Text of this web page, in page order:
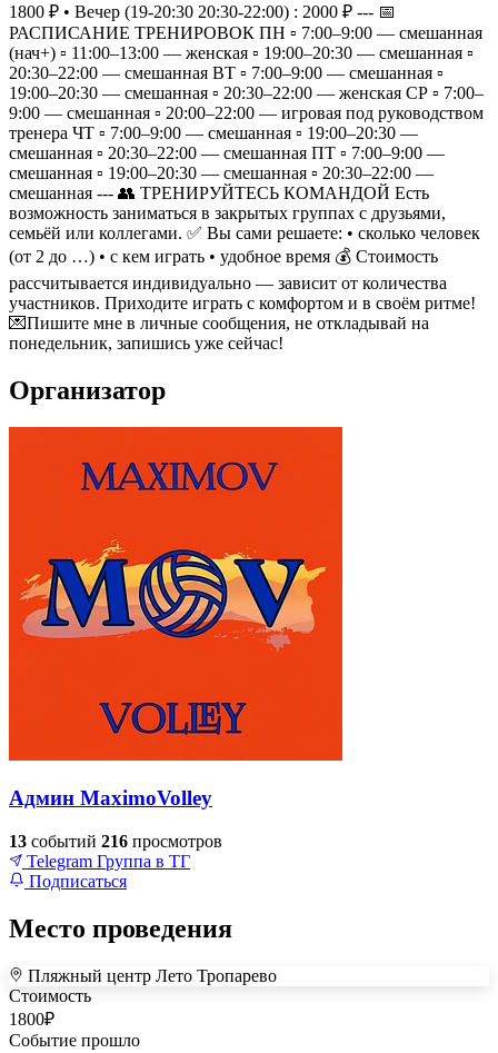
1800 ₽ • Вечер (19-20:30 20:30-22:00) : 2000 ₽ --- 📅
РАСПИСАНИЕ ТРЕНИРОВОК ПН ▫️ 7:00–9:00 — смешанная
(нач+) ▫️ 11:00–13:00 — женская ▫️ 19:00–20:30 — смешанная ▫️
20:30–22:00 — смешанная ВТ ▫️ 7:00–9:00 — смешанная ▫️
19:00–20:30 — смешанная ▫️ 20:30–22:00 — женская СР ▫️ 7:00–
9:00 — смешанная ▫️ 20:00–22:00 — игровая под руководством
тренера ЧТ ▫️ 7:00–9:00 — смешанная ▫️ 19:00–20:30 —
смешанная ▫️ 20:30–22:00 — смешанная ПТ ▫️ 7:00–9:00 —
смешанная ▫️ 19:00–20:30 — смешанная ▫️ 20:30–22:00 —
смешанная --- 👥 ТРЕНИРУЙТЕСЬ КОМАНДОЙ Есть
возможность заниматься в закрытых группах с друзьями,
семьёй или коллегами. ✅ Вы сами решаете: • сколько человек
(от 2 до …) • с кем играть • удобное время 💰 Стоимость
рассчитывается индивидуально — зависит от количества
участников. Приходите играть с комфортом и в своём ритме!
💌Пишите мне в личные сообщения, не откладывай на
понедельник, запишись уже сейчас!
Организатор
Админ MaximoVolley
13 событий 216 просмотров
Telegram Группа в ТГ
Подписаться
Место проведения
+
–
Пляжный центр Лето Тропарево
Стоимость
1800₽
Событие прошло